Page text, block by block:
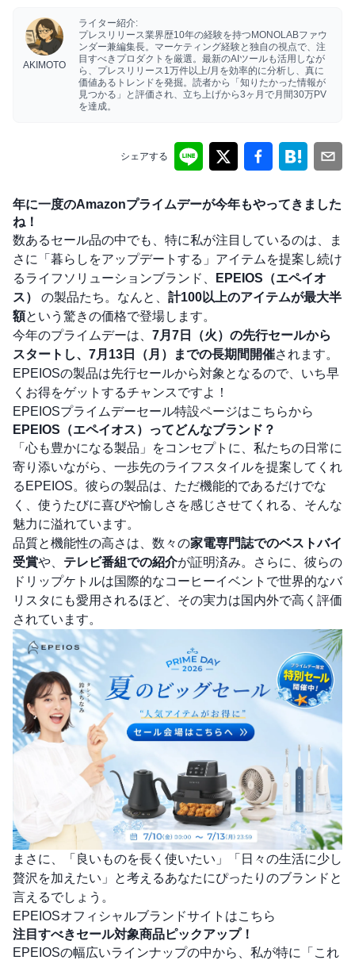
AKIMOTO
ライター紹介:
プレスリリース業界歴10年の経験を持つMONOLABファウ
ンダー兼編集長。マーケティング経験と独自の視点で、注
目すべきプロダクトを厳選。最新のAIツールも活用しなが
ら、プレスリリース1万件以上/月を効率的に分析し、真に
価値あるトレンドを発掘。読者から「知りたかった情報が
見つかる」と評価され、立ち上げから3ヶ月で月間30万PV
を達成。
シェアする
年に一度のAmazonプライムデーが今年もやってきました
ね！
数あるセール品の中でも、特に私が注目しているのは、ま
さに「暮らしをアップデートする」アイテムを提案し続け
るライフソリューションブランド、
EPEIOS（エペイオ
ス）
の製品たち。なんと、 計100以上のアイテムが最大半
額という驚きの価格で登場します。
今年のプライムデーは、 7月7日（火）の先行セールから
スタートし、7月13日（月）までの長期間開催されます。
EPEIOSの製品は先行セールから対象となるので、いち早
くお得をゲットするチャンスですよ！
EPEIOSプライムデーセール特設ページはこちらから
EPEIOS（エペイオス）ってどんなブランド？
「心も豊かになる製品」をコンセプトに、私たちの日常に
寄り添いながら、一歩先のライフスタイルを提案してくれ
るEPEIOS。彼らの製品は、ただ機能的であるだけでな
く、使うたびに喜びや愉しさを感じさせてくれる、そんな
魅力に溢れています。
品質と機能性の高さは、数々の家電専門誌でのベストバイ
受賞や、 テレビ番組での紹介が証明済み。さらに、彼らの
ドリップケトルは国際的なコーヒーイベントで世界的なバ
リスタにも愛用されるほど、その実力は国内外で高く評価
されています。
まさに、「良いものを長く使いたい」「日々の生活に少し
贅沢を加えたい」と考えるあなたにぴったりのブランドと
言えるでしょう。
EPEIOSオフィシャルブランドサイトはこちら
注目すべきセール対象商品ピックアップ！
EPEIOSの幅広いラインナップの中から、私が特に「これ